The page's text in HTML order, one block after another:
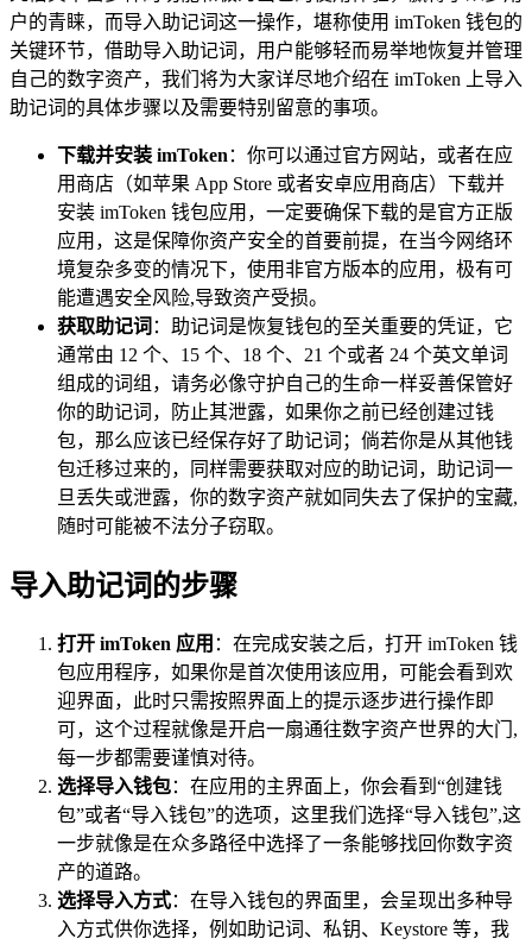
户的青睐，而导入助记词这一操作，堪称使用 imToken 钱包的
关键环节，借助导入助记词，用户能够轻而易举地恢复并管理
自己的数字资产，我们将为大家详尽地介绍在 imToken 上导入
助记词的具体步骤以及需要特别留意的事项。
下载并安装 imToken ：你可以通过官方网站，或者在应
用商店（如苹果 App Store 或者安卓应用商店）下载并
安装 imToken 钱包应用，一定要确保下载的是官方正版
应用，这是保障你资产安全的首要前提，在当今网络环
境复杂多变的情况下，使用非官方版本的应用，极有可
能遭遇安全风险,导致资产受损。
获取助记词 ：助记词是恢复钱包的至关重要的凭证，它
通常由 12 个、15 个、18 个、21 个或者 24 个英文单词
组成的词组，请务必像守护自己的生命一样妥善保管好
你的助记词，防止其泄露，如果你之前已经创建过钱
包，那么应该已经保存好了助记词；倘若你是从其他钱
包迁移过来的，同样需要获取对应的助记词，助记词一
旦丢失或泄露，你的数字资产就如同失去了保护的宝藏,
随时可能被不法分子窃取。
导入助记词的步骤
打开 imToken 应用 ：在完成安装之后，打开 imToken 钱
包应用程序，如果你是首次使用该应用，可能会看到欢
迎界面，此时只需按照界面上的提示逐步进行操作即
可，这个过程就像是开启一扇通往数字资产世界的大门,
每一步都需要谨慎对待。
选择导入钱包：在应用的主界面上，你会看到“创建钱
包”或者“导入钱包”的选项，这里我们选择“导入钱包”,这
一步就像是在众多路径中选择了一条能够找回你数字资
产的道路。
选择导入方式：在导入钱包的界面里，会呈现出多种导
入方式供你选择，例如助记词、私钥、Keystore 等，我